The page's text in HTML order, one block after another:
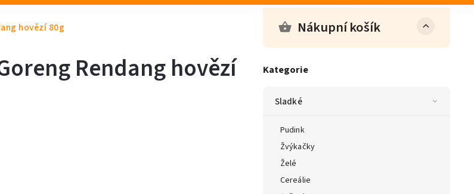
hovězí 80g Nákupní košík
Kategorie
Sladké
Pudink
Žvýkačky
Želé
Cereálie
Rendang hovězí